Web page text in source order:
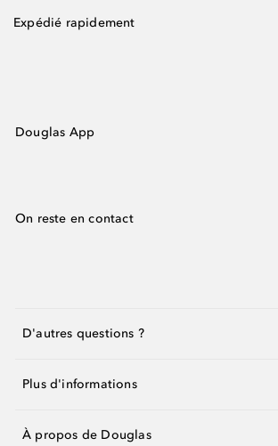
Expédié rapidement
Douglas App
On reste en contact
D'autres questions ?
Plus d'informations
À propos de Douglas